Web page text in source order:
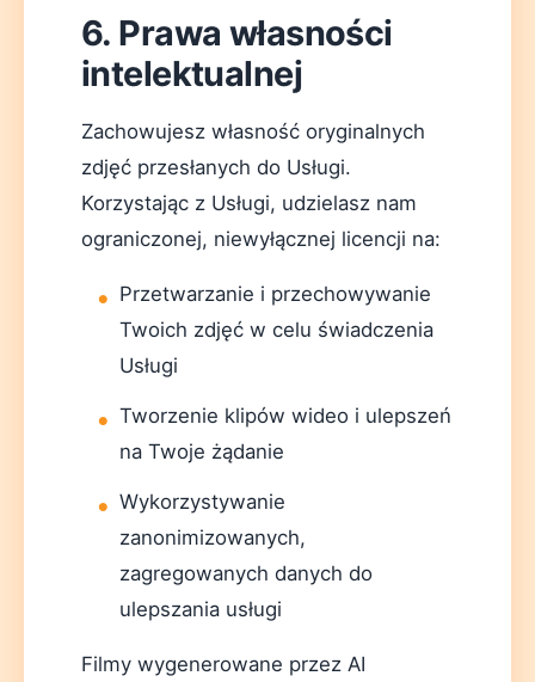
6. Prawa własności
intelektualnej
Zachowujesz własność oryginalnych
zdjęć przesłanych do Usługi.
Korzystając z Usługi, udzielasz nam
ograniczonej, niewyłącznej licencji na:
Przetwarzanie i przechowywanie
Twoich zdjęć w celu świadczenia
Usługi
Tworzenie klipów wideo i ulepszeń
na Twoje żądanie
Wykorzystywanie
zanonimizowanych,
zagregowanych danych do
ulepszania usługi
Filmy wygenerowane przez AI